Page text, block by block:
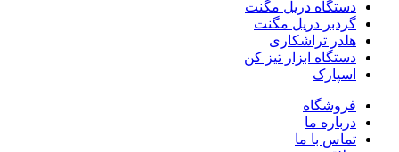
دستگاه دریل مگنت
گردبر دریل مگنت
هلدر تراشکاری
دستگاه ابزار تیز کن
اسپارک
فروشگاه
درباره ما
تماس با ما